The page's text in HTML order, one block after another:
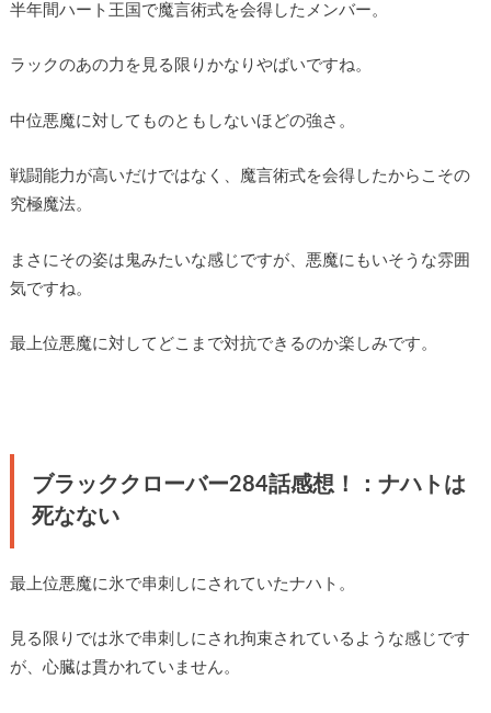
半年間ハート王国で魔言術式を会得したメンバー。
ラックのあの力を見る限りかなりやばいですね。
中位悪魔に対してものともしないほどの強さ。
戦闘能力が高いだけではなく、魔言術式を会得したからこその
究極魔法。
まさにその姿は鬼みたいな感じですが、悪魔にもいそうな雰囲
気ですね。
最上位悪魔に対してどこまで対抗できるのか楽しみです。
ブラッククローバー284話感想！：ナハトは
死なない
最上位悪魔に氷で串刺しにされていたナハト。
見る限りでは氷で串刺しにされ拘束されているような感じです
が、心臓は貫かれていません。